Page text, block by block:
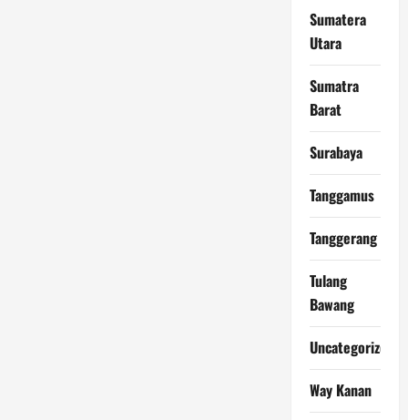
Sumatera
Utara
Sumatra
Barat
Surabaya
Tanggamus
Tanggerang
Tulang
Bawang
Uncategorized
Way Kanan